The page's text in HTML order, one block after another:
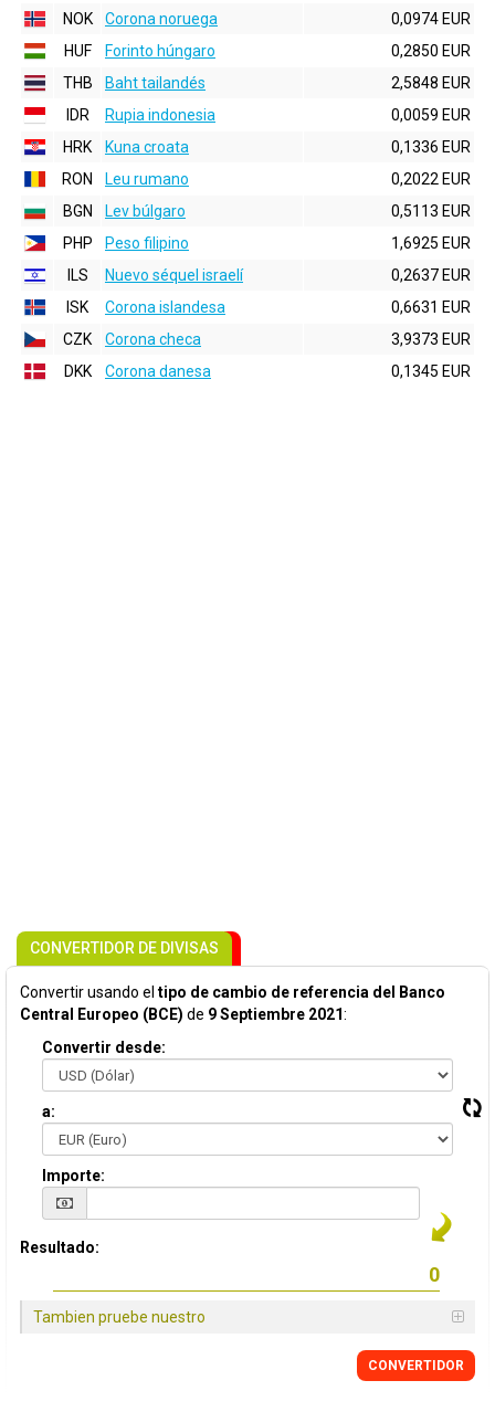
NOK
Corona noruega
0,0974 EUR
HUF
Forinto húngaro
0,2850 EUR
THB
Baht tailandés
2,5848 EUR
IDR
Rupia indonesia
0,0059 EUR
HRK
Kuna croata
0,1336 EUR
RON
Leu rumano
0,2022 EUR
BGN
Lev búlgaro
0,5113 EUR
PHP
Peso filipino
1,6925 EUR
ILS
Nuevo séquel israelí
0,2637 EUR
ISK
Corona islandesa
0,6631 EUR
CZK
Corona checa
3,9373 EUR
DKK
Corona danesa 0,1345 EUR
CONVERTIDOR DE DIVISAS
Convertir usando el tipo de cambio de referencia del Banco
Central Europeo (BCE) de 9 Septiembre 2021:
Convertir desde:
a:
Importe:
Resultado:
Tambien pruebe nuestro
CONVERTIDOR